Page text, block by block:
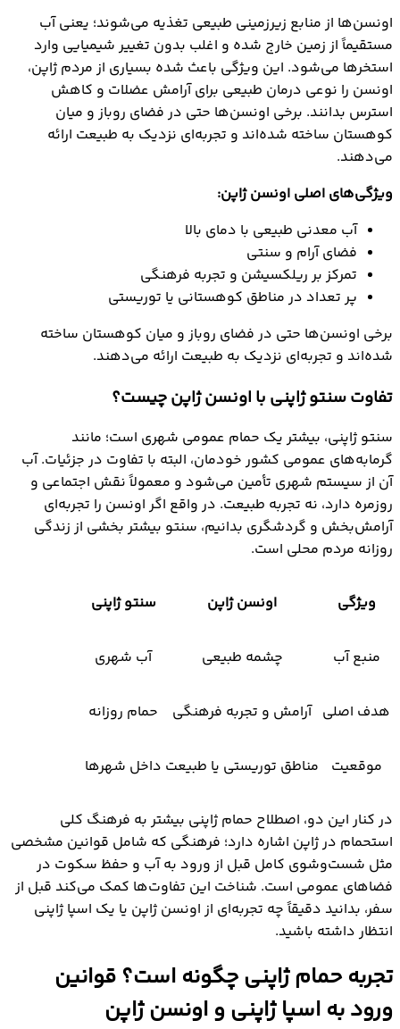
اونسن‌ها از منابع زیرزمینی طبیعی تغذیه می‌شوند؛ یعنی آب
مستقیماً از زمین خارج شده و اغلب بدون تغییر شیمیایی وارد
استخرها می‌شود. این ویژگی باعث شده بسیاری از مردم ژاپن،
اونسن را نوعی درمان طبیعی برای آرامش عضلات و کاهش
استرس بدانند. برخی اونسن‌ها حتی در فضای روباز و میان
کوهستان ساخته شده‌اند و تجربه‌ای نزدیک به طبیعت ارائه
می‌دهند.
ویژگی‌های اصلی اونسن ژاپن:
آب معدنی طبیعی با دمای بالا
فضای آرام و سنتی
تمرکز بر ریلکسیشن و تجربه فرهنگی
پر تعداد در مناطق کوهستانی یا توریستی
برخی اونسن‌ها حتی در فضای روباز و میان کوهستان ساخته
شده‌اند و تجربه‌ای نزدیک به طبیعت ارائه می‌دهند.
تفاوت سنتو ژاپنی با اونسن ژاپن چیست؟
سنتو ژاپنی، بیشتر یک حمام عمومی شهری است؛ مانند
گرمابه‌های عمومی کشور خودمان، البته با تفاوت در جزئیات. آب
آن از سیستم شهری تأمین می‌شود و معمولاً نقش اجتماعی و
روزمره دارد، نه تجربه طبیعت. در واقع اگر اونسن را تجربه‌ای
آرامش‌بخش و گردشگری بدانیم، سنتو بیشتر بخشی از زندگی
روزانه مردم محلی است.
ویژگی اونسن ژاپن سنتو ژاپنی
منبع آب چشمه طبیعی آب شهری
هدف اصلی آرامش و تجربه فرهنگی حمام روزانه
موقعیت مناطق توریستی یا طبیعت داخل شهرها
در کنار این دو، اصطلاح حمام ژاپنی بیشتر به فرهنگ کلی
استحمام در ژاپن اشاره دارد؛ فرهنگی که شامل قوانین مشخصی
مثل شست‌وشوی کامل قبل از ورود به آب و حفظ سکوت در
فضاهای عمومی است. شناخت این تفاوت‌ها کمک می‌کند قبل از
سفر، بدانید دقیقاً چه تجربه‌ای از اونسن ژاپن یا یک اسپا ژاپنی
انتظار داشته باشید.
تجربه حمام ژاپنی چگونه است؟ قوانین
ورود به اسپا ژاپنی و اونسن ژاپن